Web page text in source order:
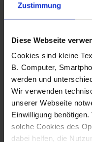
Zustimmung
Diese Webseite
Cookies sind kleine
B. Computer,
werden und
Wir verwenden
unserer Webseite
Einwilligung
solche Cookies des
dabei helfen, die
Fotografo: Lorenz
Sternbach
Download